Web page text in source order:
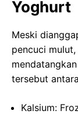
Yoghurt
Meski
pencuci
tersebut
Kalsium: